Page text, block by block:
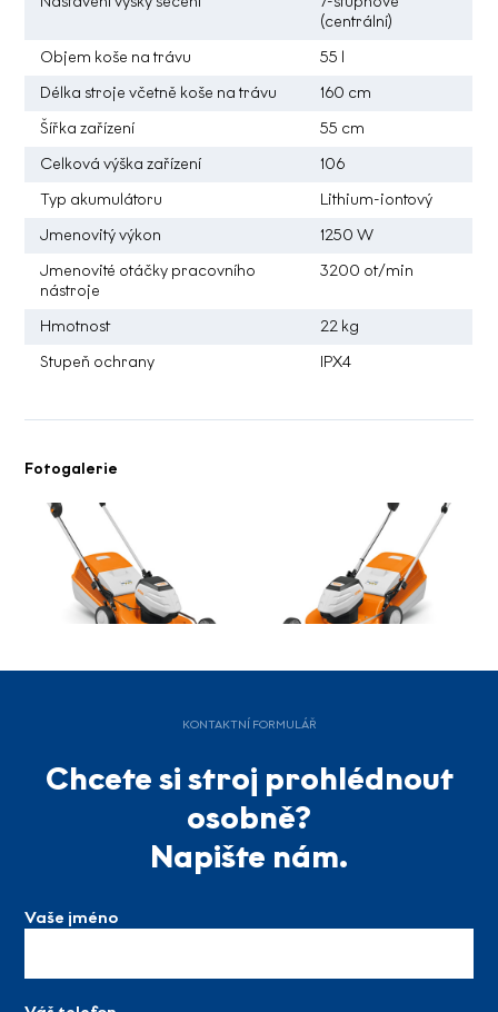
(centrální)
Objem koše na trávu
55 l
Délka stroje včetně koše na trávu
160 cm
Šířka zařízení
55 cm
Celková výška zařízení
106
Typ akumulátoru
Lithium-iontový
Jmenovitý výkon
1250 W
Jmenovité otáčky pracovního
nástroje
3200 ot/min
Hmotnost
22 kg
Stupeň ochrany
IPX4
Fotogalerie
KONTAKTNÍ FORMULÁŘ
Chcete si stroj prohlédnout
osobně?
Napište nám.
Vaše jméno